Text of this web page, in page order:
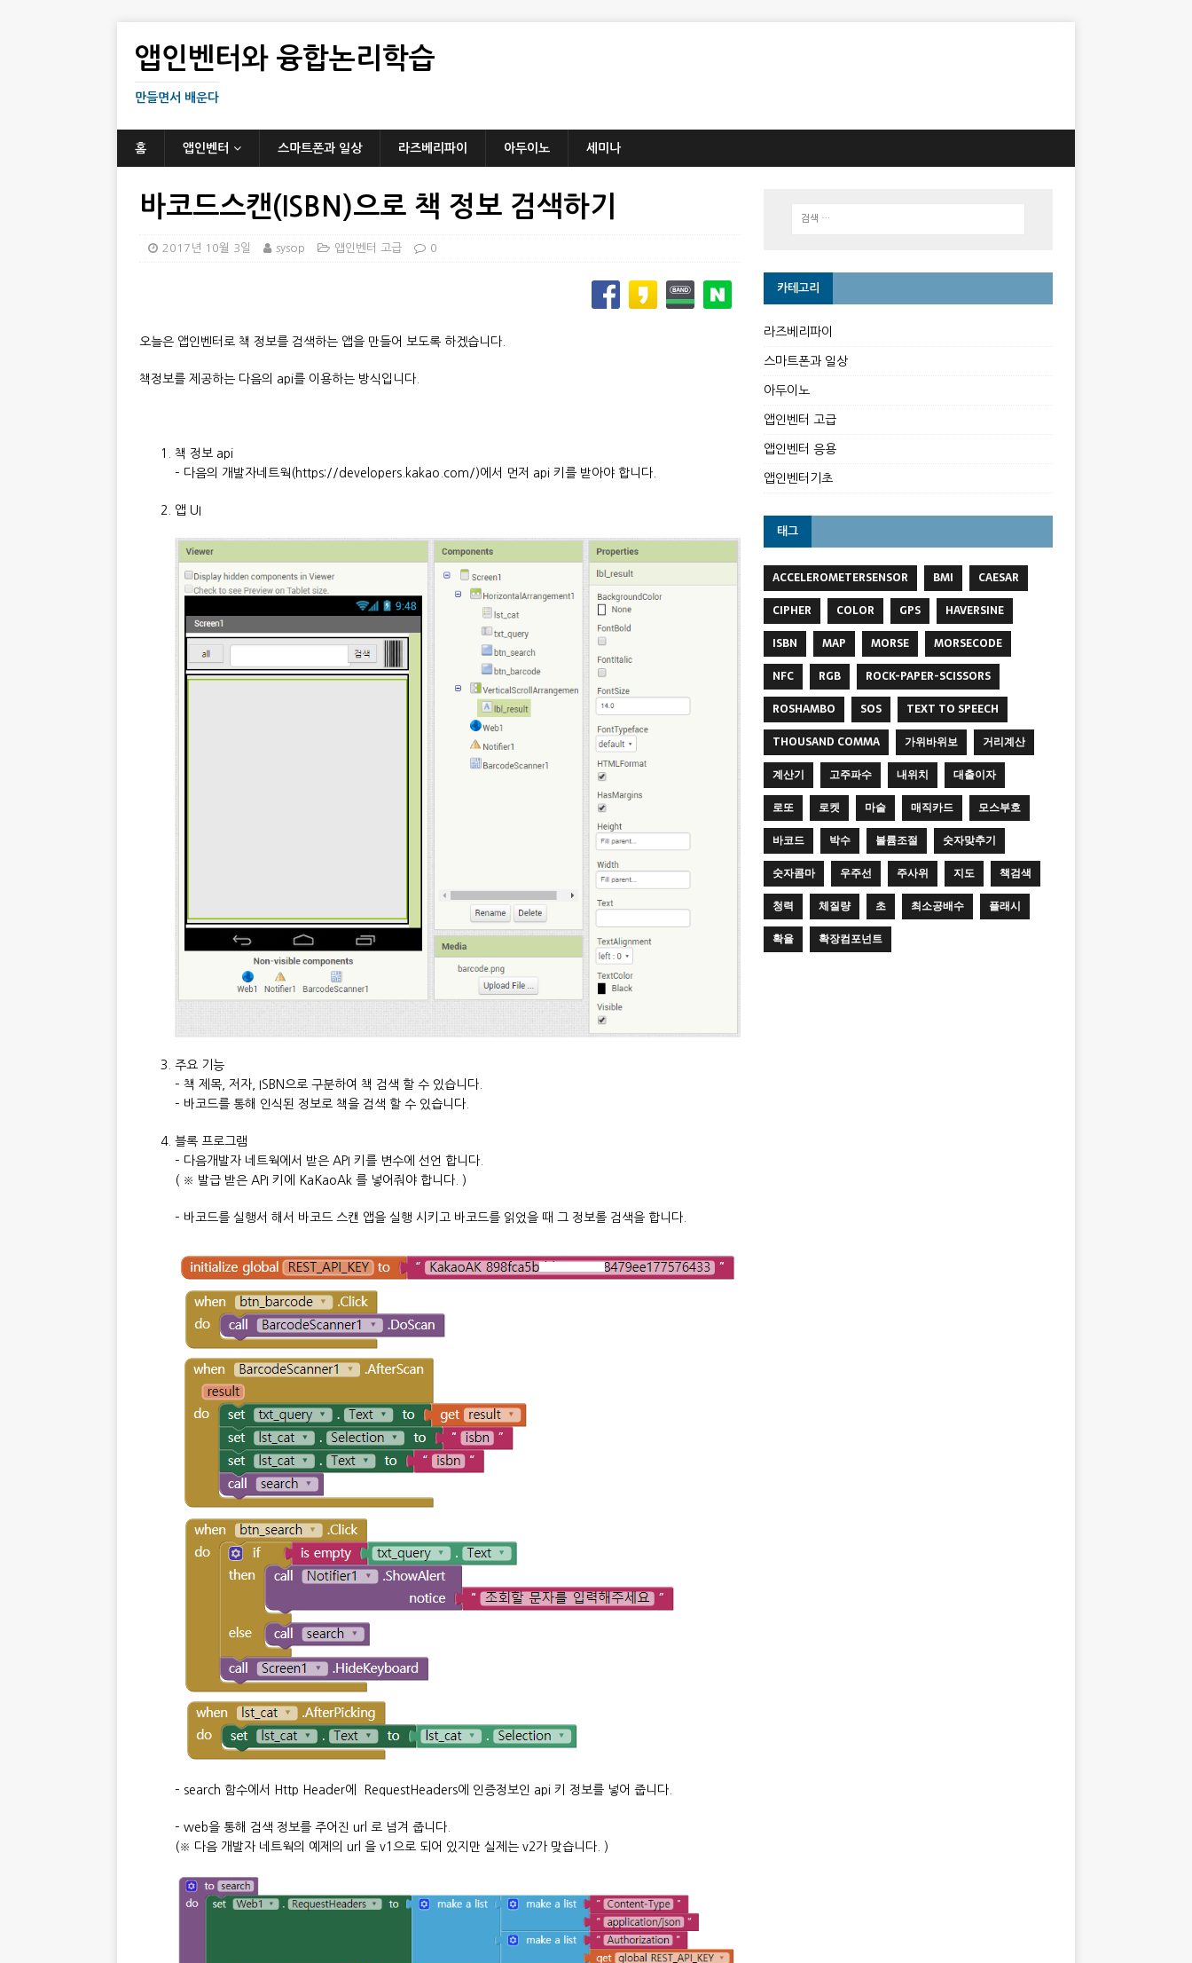
앱인벤터와 융합논리학습
만들면서 배운다
홈 앱인벤터 스마트폰과 일상 라즈베리파이 아두이노 세미나
바코드스캔(ISBN)으로 책 정보 검색하기
2017년 10월 3일 sysop 앱인벤터 고급 0
오늘은 앱인벤터로 책 정보를 검색하는 앱을 만들어 보도록 하겠습니다.
책정보를 제공하는 다음의 api를 이용하는 방식입니다.
책 정보 api
– 다음의 개발자네트웍(https://developers.kakao.com/)에서 먼저 api 키를 받아야 합니다.
앱 UI
주요 기능
– 책 제목, 저자, ISBN으로 구분하여 책 검색 할 수 있습니다.
– 바코드를 통해 인식된 정보로 책을 검색 할 수 있습니다.
블록 프로그램
– 다음개발자 네트웍에서 받은 API 키를 변수에 선언 합니다.
( ※ 발급 받은 API 키에 KaKaoAk 를 넣어줘야 합니다. )
– 바코드를 실행서 해서 바코드 스캔 앱을 실행 시키고 바코드를 읽었을 때 그 정보롤 검색을 합니다.
– search 함수에서 Http Header에 RequestHeaders에 인증정보인 api 키 정보를 넣어 줍니다.
– web을 통해 검색 정보를 주어진 url 로 넘겨 줍니다.
(※ 다음 개발자 네트웍의 예제의 url 을 v1으로 되어 있지만 실제는 v2가 맞습니다. )
카테고리
라즈베리파이
스마트폰과 일상
아두이노
앱인벤터 고급
앱인벤터 응용
앱인벤터기초
태그
ACCELEROMETERSENSOR BMI
CAESAR
CIPHER
COLOR GPS
HAVERSINE
ISBN
MAP MORSE
MORSECODE
NFC
RGB
ROCK-PAPER-SCISSORS
ROSHAMBO
SOS
TEXT TO SPEECH
THOUSAND COMMA
가위바위보
거리계산
계산기
고주파수 내위치
대출이자
로또
로켓 마술 매직카드
모스부호
바코드
박수 볼륨조절
숫자맞추기
숫자콤마
우주선 주사위 지도
책검색
청력
체질량 초 최소공배수
플래시
확율
확장컴포넌트